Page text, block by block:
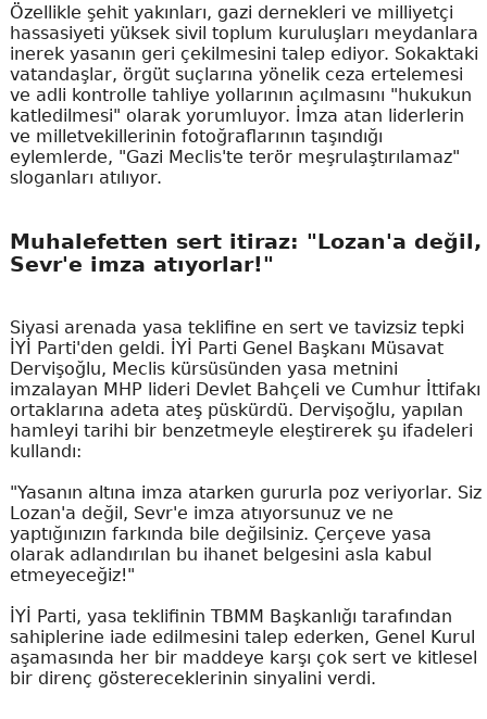
Özellikle şehit yakınları, gazi dernekleri ve milliyetçi
hassasiyeti yüksek sivil toplum kuruluşları meydanlara
inerek yasanın geri çekilmesini talep ediyor. Sokaktaki
vatandaşlar, örgüt suçlarına yönelik ceza ertelemesi
ve adli kontrolle tahliye yollarının açılmasını "hukukun
katledilmesi" olarak yorumluyor. İmza atan liderlerin
ve milletvekillerinin fotoğraflarının taşındığı
eylemlerde, "Gazi Meclis'te terör meşrulaştırılamaz"
sloganları atılıyor.
Muhalefetten sert itiraz: "Lozan'a değil,
Sevr'e imza atıyorlar!"
Siyasi arenada yasa teklifine en sert ve tavizsiz tepki
İYİ Parti'den geldi. İYİ Parti Genel Başkanı Müsavat
Dervişoğlu, Meclis kürsüsünden yasa metnini
imzalayan MHP lideri Devlet Bahçeli ve Cumhur İttifakı
ortaklarına adeta ateş püskürdü. Dervişoğlu, yapılan
hamleyi tarihi bir benzetmeyle eleştirerek şu ifadeleri
kullandı:
"Yasanın altına imza atarken gururla poz veriyorlar. Siz
Lozan'a değil, Sevr'e imza atıyorsunuz ve ne
yaptığınızın farkında bile değilsiniz. Çerçeve yasa
olarak adlandırılan bu ihanet belgesini asla kabul
etmeyeceğiz!"
İYİ Parti, yasa teklifinin TBMM Başkanlığı tarafından
sahiplerine iade edilmesini talep ederken, Genel Kurul
aşamasında her bir maddeye karşı çok sert ve kitlesel
bir direnç göstereceklerinin sinyalini verdi.